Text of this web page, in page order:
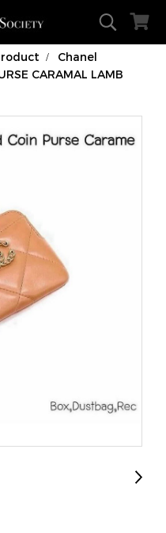
Chanel
CARAMAL LAMB